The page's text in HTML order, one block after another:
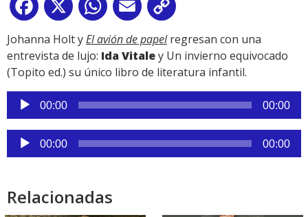
Facebook
X WhatsApp
Email
Link
Johanna Holt yEl avión de papelregresan con una
entrevista de lujo: Ida Vitaley Un invierno equivocado
(Topito ed.) su único libro de literatura infantil.
Reproductor
de
audio
00:00 00:00
Reproductor
de
00:00 00:00
Relacionadas